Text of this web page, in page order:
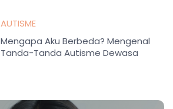
AUTISME
Mengapa Aku Berbeda? Mengenal
Tanda-Tanda Autisme Dewasa